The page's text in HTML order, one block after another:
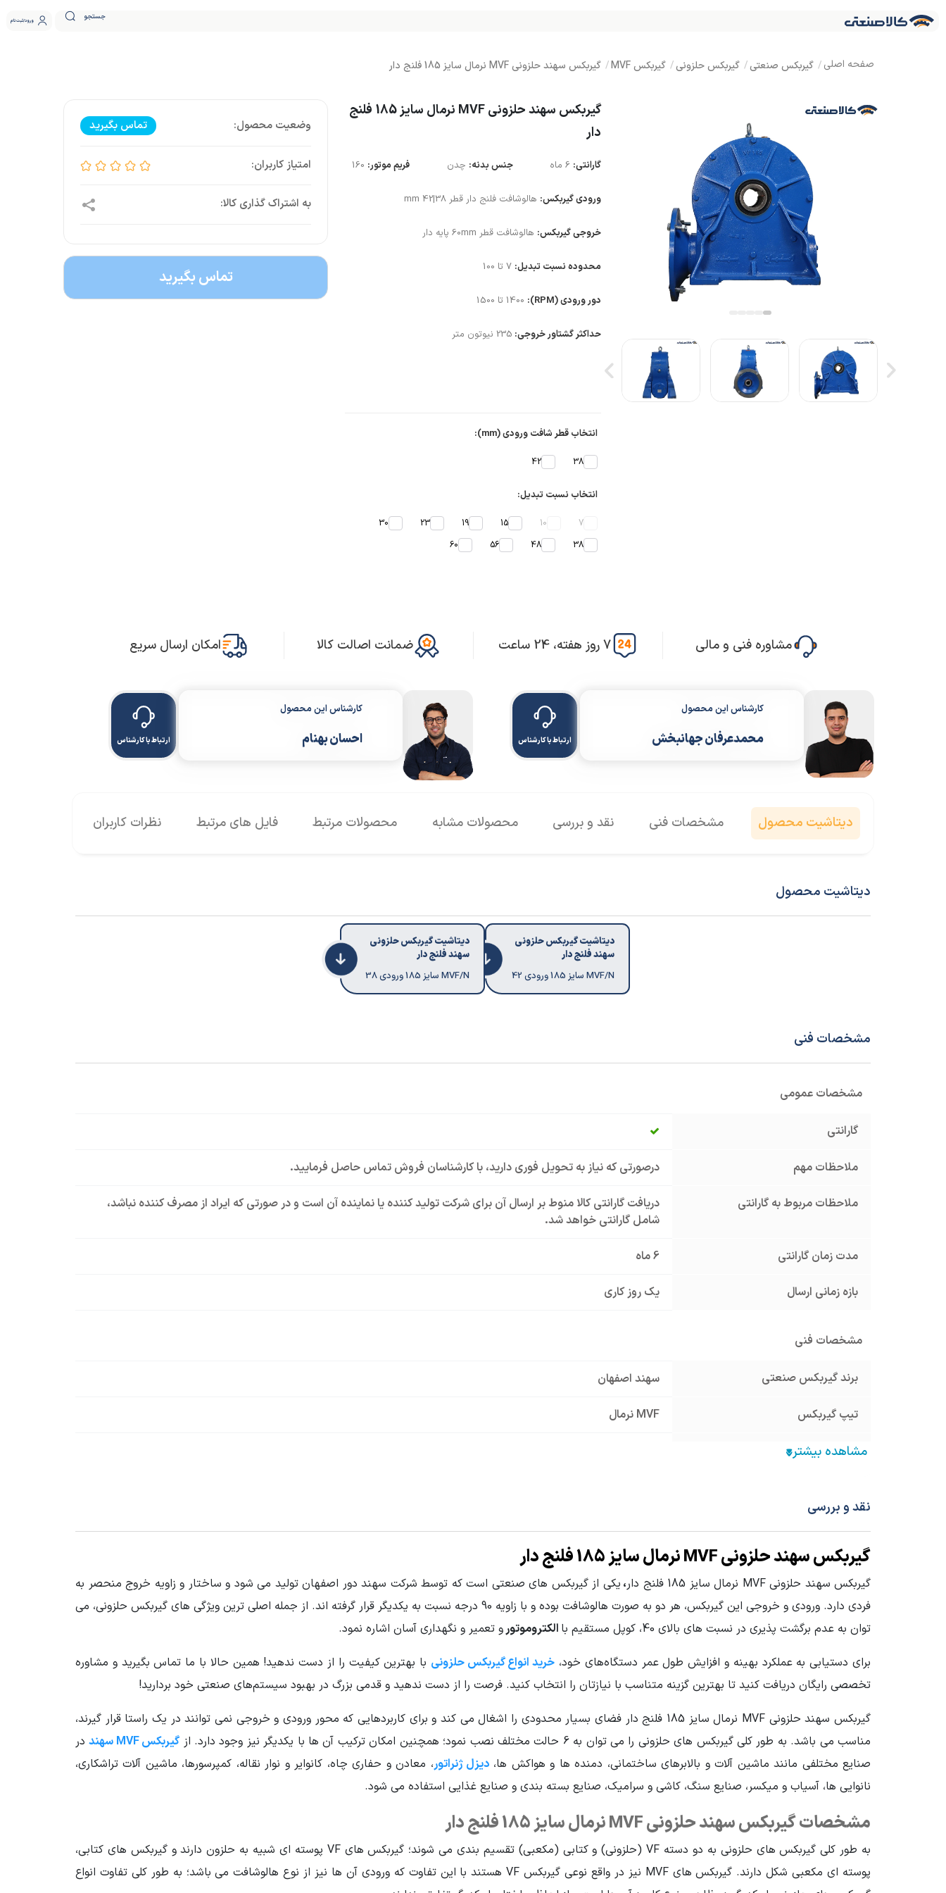
جستجو ورود ثبت نام
گیربکس صنعتی گیربکس حلزونی گیربکس MVF گیربکس سهند حلزونی MVF نرمال سایز 185 فلنج دار
گیربکس سهند حلزونی MVF نرمال سایز 185 فلنج
دار
گارانتی: 6 ماه جنس بدنه: چدن فریم موتور:
ورودی گیربکس: هالوشافت فلنج دار قطر 38|42 mm
خروجی گیربکس: هالوشافت قطر 60mm پایه دار
محدوده نسبت تبدیل:
دور ورودی (RPM):
حداکثر گشتاور خروجی: 235 نیوتون متر
انتخاب قطر شافت ورودی (mm):
38
42
انتخاب نسبت تبدیل:
7
10
15
19
23
30
38
48
56
60
تماس بگیرید
تماس بگیرید
مشاوره فنی و مالی 7 روز هفته، 24 ساعت ضمانت اصالت کالا امکان ارسال سریع
کارشناس این محصول
محمدعرفان جهانبخش ارتباط با کارشناس
کارشناس این محصول
احسان بهنام ارتباط با کارشناس
دیتاشیت محصول مشخصات فنی نقد و بررسی محصولات مشابه محصولات مرتبط فایل های مرتبط نظرات کاربران
دیتاشیت محصول
دیتاشیت گیربکس حلزونی
سهند فلنج دار
MVF/N سایز 185 ورودی 42
دیتاشیت گیربکس حلزونی
سهند فلنج دار
MVF/N سایز 185 ورودی 38
مشخصات فنی
مشخصات عمومی
گارانتی
ملاحظات مهم درصورتی که نیاز به تحویل فوری دارید، با کارشناسان فروش تماس حاصل فرمایید.
ملاحظات مربوط به گارانتی
دریافت گارانتی کالا منوط بر ارسال آن برای شرکت تولید کننده یا نماینده آن است و در صورتی که ایراد از مصرف کننده نباشد،
شامل گارانتی خواهد شد.
مدت زمان گارانتی 6 ماه
بازه زمانی ارسال یک روز کاری
مشخصات فنی
برند گیربکس صنعتی سهند اصفهان
تیپ گیربکس MVF نرمال
سایز گیربکس
فریم الکتروموتور معادل 160
جنس پوسته چدن Cast Iron
قطر شافت خروجی (mm) 60
جنس دنده برنج
نقد و بررسی
گیربکس سهند حلزونی MVF نرمال سایز 185 فلنج دار
گیربکس سهند حلزونی MVF نرمال سایز 185 فلنج دار ، یکی از گیربکس های صنعتی است که توسط شرکت سهند دور اصفهان تولید می شود و ساختار و زاویه خروج منحصر به
فردی دارد. ورودی و خروجی این گیربکس، هر دو به صورت هالوشافت بوده و با زاویه 90 درجه نسبت به یکدیگر قرار گرفته اند. از جمله اصلی ترین ویژگی های گیربکس حلزونی، می
توان به عدم برگشت پذیری در نسبت های بالای 40، کوپل مستقیم با
الکتروموتورو تعمیر و نگهداری آسان اشاره نمود.
برای دستیابی به عملکرد بهینه و افزایش طول عمر دستگاه‌های خود، خرید انواع گیربکس حلزونی با بهترین کیفیت را از دست ندهید! همین حالا با ما تماس بگیرید و مشاوره
تخصصی رایگان دریافت کنید تا بهترین گزینه متناسب با نیازتان را انتخاب کنید. فرصت را از دست ندهید و قدمی بزرگ در بهبود سیستم‌های صنعتی خود بردارید!
گیربکس سهند حلزونی MVF نرمال سایز 185 فلنج دار فضای بسیار محدودی را اشغال می کند و برای کاربردهایی که محور ورودی و خروجی نمی توانند در یک راستا قرار گیرند،
مناسب می باشد. به طور کلی گیربکس های حلزونی را می توان به 6 حالت مختلف نصب نمود؛ همچنین امکان ترکیب آن ها با یکدیگر نیز وجود دارد. از
گیربکس MVF سهند
در
صنایع مختلفی مانند ماشین آلات و بالابرهای ساختمانی، دمنده ها و هواکش ها، دیزل ژنراتور، معادن و حفاری چاه، کانوایر و نوار نقاله، کمپرسورها، ماشین آلات تراشکاری،
نانوایی ها، آسیاب و میکسر، صنایع سنگ، کاشی و سرامیک، صنایع بسته بندی و صنایع غذایی استفاده می شود.
مشخصات گیربکس سهند حلزونی MVF نرمال سایز 185 فلنج دار
به طور کلی گیربکس های حلزونی به دو دسته VF (حلزونی) و کتابی (مکعبی) تقسیم بندی می شوند؛ گیربکس های VF پوسته ای شبیه به حلزون دارند و گیربکس های کتابی،
پوسته ای مکعبی شکل دارند. گیربکس های MVF نیز در واقع نوعی گیربکس VF هستند با این تفاوت که ورودی آن ها نیز از نوع هالوشافت می باشد؛ به طور کلی تفاوت انواع